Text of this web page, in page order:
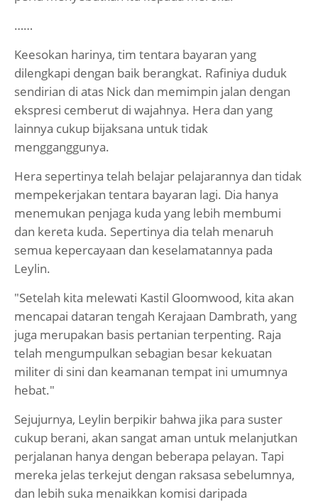
……
Keesokan harinya, tim tentara bayaran yang
dilengkapi dengan baik berangkat. Rafiniya duduk
sendirian di atas Nick dan memimpin jalan dengan
ekspresi cemberut di wajahnya. Hera dan yang
lainnya cukup bijaksana untuk tidak
mengganggunya.
Hera sepertinya telah belajar pelajarannya dan tidak
mempekerjakan tentara bayaran lagi. Dia hanya
menemukan penjaga kuda yang lebih membumi
dan kereta kuda. Sepertinya dia telah menaruh
semua kepercayaan dan keselamatannya pada
Leylin.
"Setelah kita melewati Kastil Gloomwood, kita akan
mencapai dataran tengah Kerajaan Dambrath, yang
juga merupakan basis pertanian terpenting. Raja
telah mengumpulkan sebagian besar kekuatan
militer di sini dan keamanan tempat ini umumnya
hebat."
Sejujurnya, Leylin berpikir bahwa jika para suster
cukup berani, akan sangat aman untuk melanjutkan
perjalanan hanya dengan beberapa pelayan. Tapi
mereka jelas terkejut dengan raksasa sebelumnya,
dan lebih suka menaikkan komisi daripada